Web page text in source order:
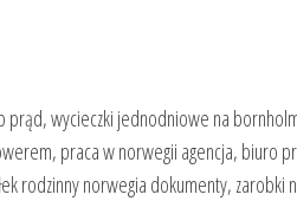
prąd, wycieczki jednodniowe na
praca w norwegii agencja, biuro
rodzinny norwegia dokumenty, zarobki